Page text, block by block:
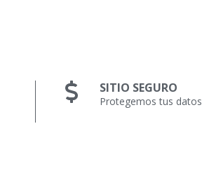
SITIO SEGURO
Protegemos tus datos